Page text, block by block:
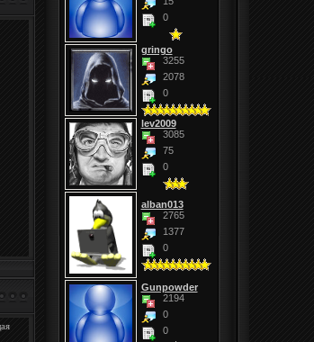
0
gringo
3255
2078
0
lev2009
3085
75
0
alban013
2765
1377
0
Gunpowder
2194
0
0